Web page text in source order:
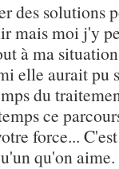
des solutions
mais moi j'y
à ma
elle aurait pu
du
ce
force...
qu'on aime.